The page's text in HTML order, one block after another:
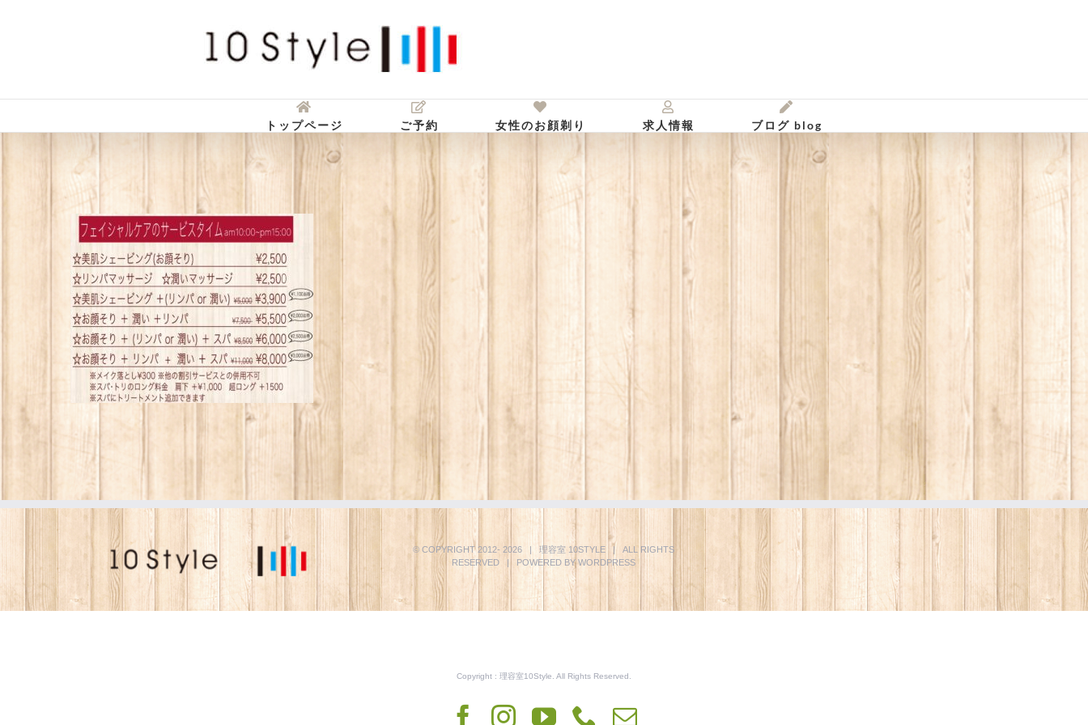
トップページ ご予約 女性のお顔剃り 求人情報 ブログ blog
© COPYRIGHT 2012-2026 | 理容室 10STYLE | ALL RIGHTS
RESERVED | POWERED BYWORDPRESS
Copyright : 理容室10Style. All Rights Reserved.
Facebook
Instagram
YouTube
Phone
電